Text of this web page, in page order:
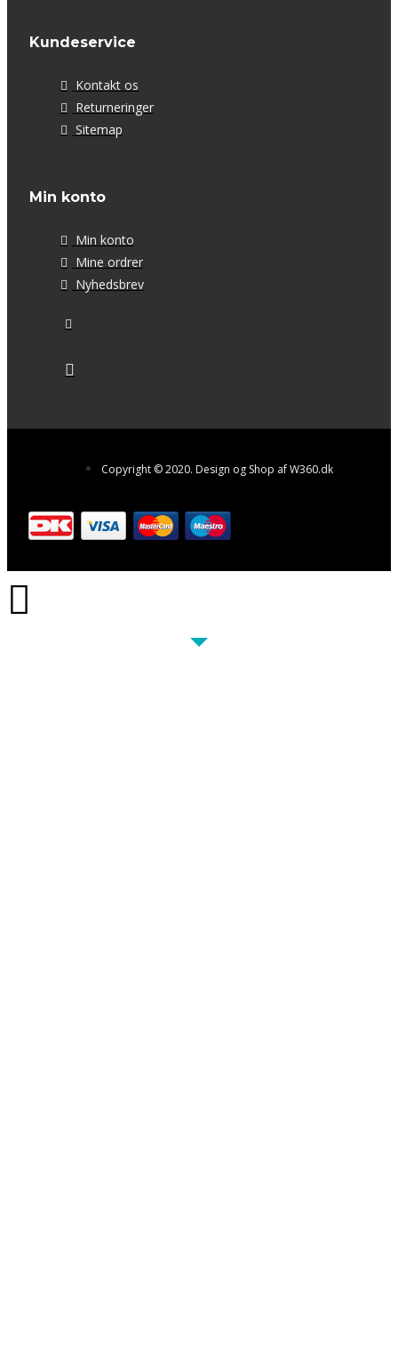
Kundeservice
Kontakt os
Returneringer
Sitemap
Min konto
Min konto
Mine ordrer
Nyhedsbrev
Copyright © 2020. Design og Shop af W360.dk